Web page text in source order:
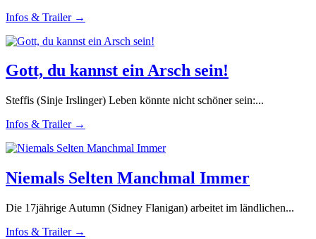
Infos & Trailer →
Gott, du kannst ein Arsch sein!
Steffis (Sinje Irslinger) Leben könnte nicht schöner sein:...
Infos & Trailer →
Niemals Selten Manchmal Immer
Die 17jährige Autumn (Sidney Flanigan) arbeitet im ländlichen...
Infos & Trailer →